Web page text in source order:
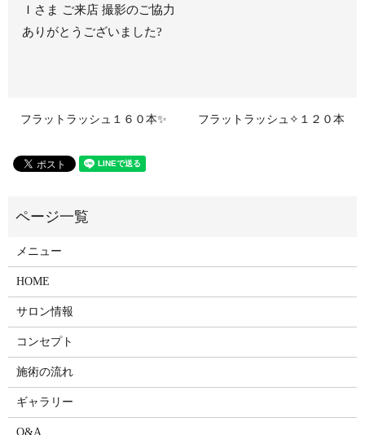
Ｉさま ご来店 撮影のご協力
ありがとうございました?
フラットラッシュ１６０本✨ フラットラッシュ✧１２０本
メニュー
HOME
サロン情報
コンセプト
施術の流れ
ギャラリー
Q&A